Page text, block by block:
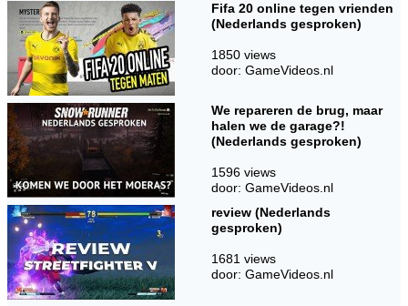
Fifa 20 online tegen vrienden
(Nederlands gesproken)
1850 views
door: GameVideos.nl
We repareren de brug, maar
halen we de garage?!
(Nederlands gesproken)
1596 views
door: GameVideos.nl
review (Nederlands
gesproken)
1681 views
door: GameVideos.nl